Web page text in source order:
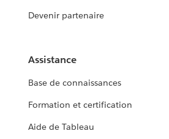
Devenir partenaire
Assistance
Base de connaissances
Formation et certification
Aide de Tableau